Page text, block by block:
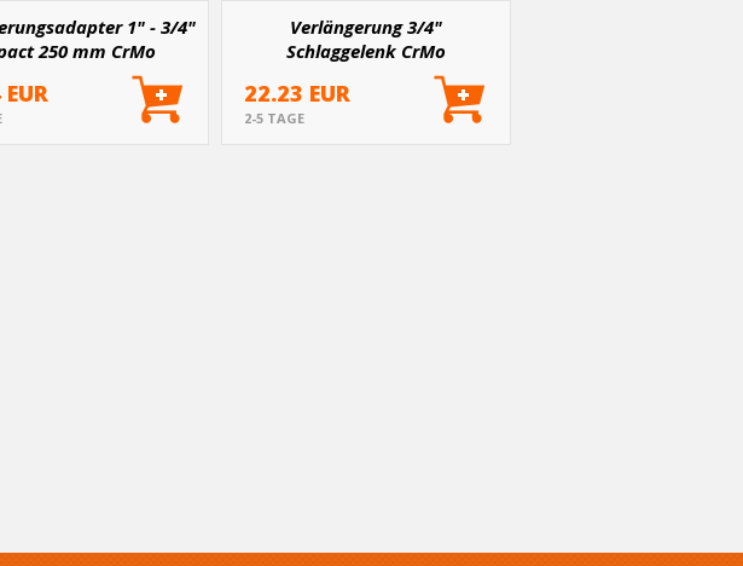
1" - 3/4"
250 mm CrMo
Verlängerung 3/4"
Schlaggelenk CrMo
22.23 EUR
2-5 TAGE